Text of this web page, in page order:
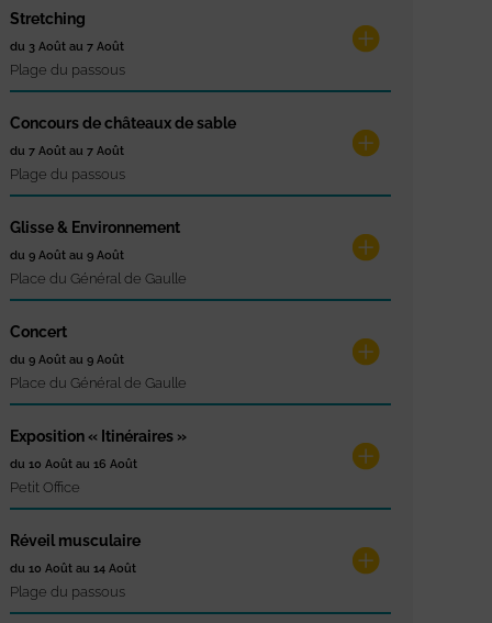
Stretching
du 3 Août au 7 Août
Plage du passous
Concours de châteaux de sable
du 7 Août au 7 Août
Plage du passous
Glisse & Environnement
du 9 Août au 9 Août
Place du Général de Gaulle
Concert
du 9 Août au 9 Août
Place du Général de Gaulle
Exposition « Itinéraires »
du 10 Août au 16 Août
Petit Office
Réveil musculaire
du 10 Août au 14 Août
Plage du passous